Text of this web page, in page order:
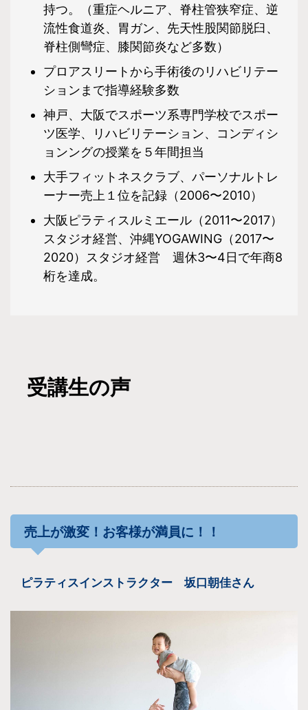
持つ。（重症ヘルニア、脊柱管狭窄症、逆
流性食道炎、胃ガン、先天性股関節脱臼、
脊柱側彎症、膝関節炎など多数）
プロアスリートから手術後のリハビリテー
ションまで指導経験多数
神戸、大阪でスポーツ系専門学校でスポー
ツ医学、リハビリテーション、コンディシ
ョンングの授業を５年間担当
大手フィットネスクラブ、パーソナルトレ
ーナー売上１位を記録（2006〜2010）
大阪ピラティスルミエール（2011〜2017）
スタジオ経営、沖縄YOGAWING（2017〜
2020）スタジオ経営 週休3〜4日で年商8
桁を達成。
受講生の声
売上が激変！ お客様が満員に！！
ピラティスインストラクター 坂口朝佳さん